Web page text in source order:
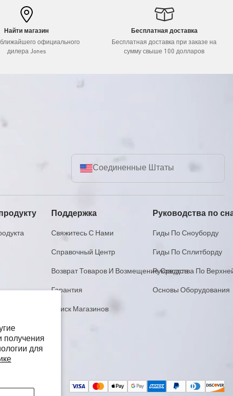
получения
для
Найти магазин
официального
дилера Jones
Бесплатная доставка
Бесплатная доставка при заказе на
сумму свыше 100 долларов
Соединенные Штаты
Поддержка
Свяжитесь С Нами
Справочный Центр
Возврат Товаров И Возмещение Средств
Гарантия
Поиск Магазинов
Руководства по
Гиды По Сноуборду
Гиды По Сплитборду
Руководства По
Основы Оборудования
Способы